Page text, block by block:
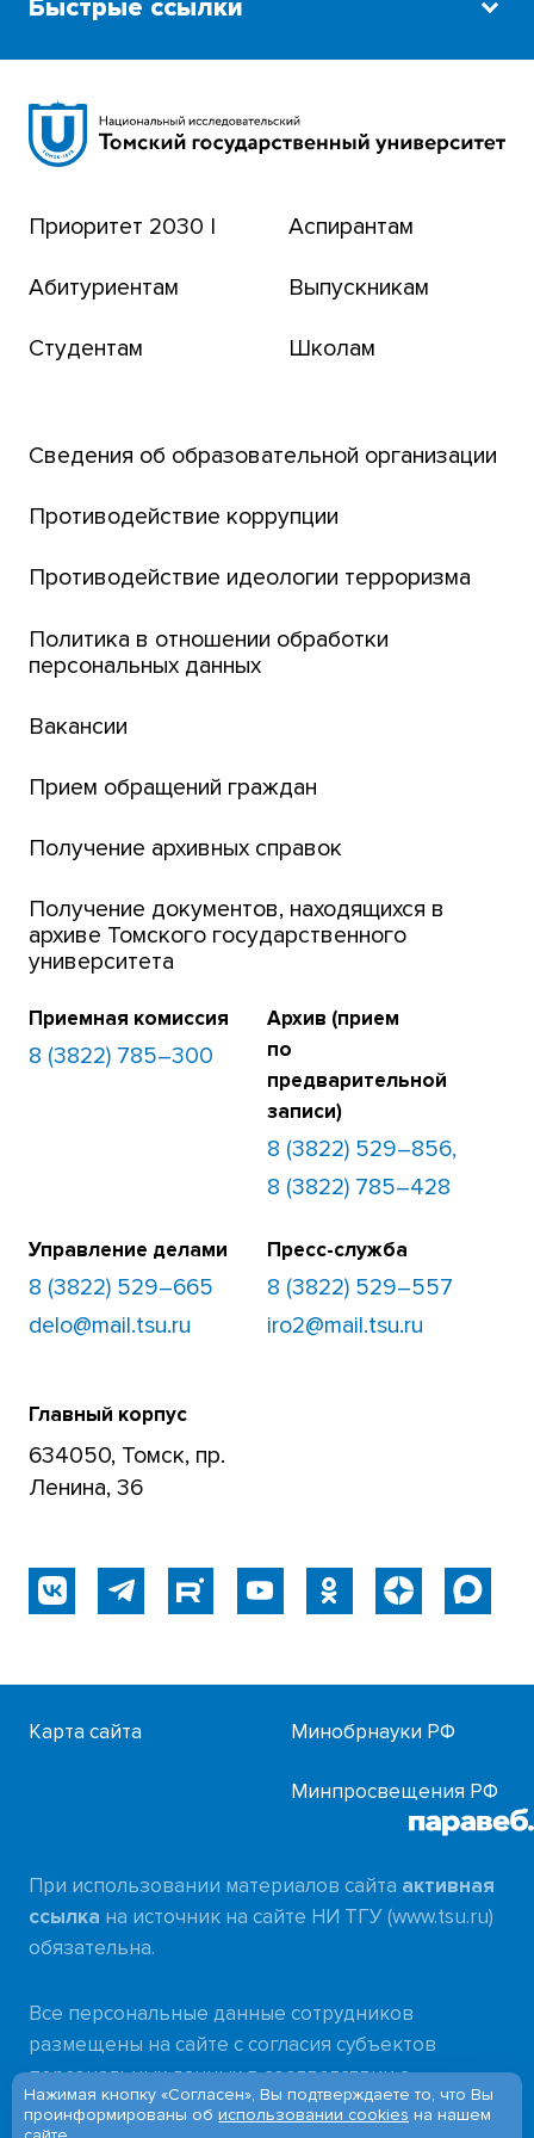
Быстрые ссылки
Сибирский ботанический сад
Томский региональный центр коллективного
Транссибирский научный путь
Парк социогуманитарных технологий ТГУ
Английский для всех
ТГУ
Интернет-лицей
Открытые онлайн-курсы (MOOCs)
Платежи онлайн
Банк инициатив по развитию университета
Приоритет 2030 |
Абитуриентам
Студентам
Аспирантам
Выпускникам
Школам
Сведения об образовательной организации
Противодействие коррупции
Противодействие идеологии терроризма
Политика в отношении обработки
персональных данных
Вакансии
Прием обращений граждан
Получение архивных справок
Получение документов, находящихся в
архиве Томского государственного
университета
Приемная комиссия
8 (3822) 785–300
Архив (прием
по
предварительной
записи)
8 (3822) 529–856,
8 (3822) 785–428
Управление делами
8 (3822) 529–665
delo@mail.tsu.ru
Пресс-служба
8 (3822) 529–557
iro2@mail.tsu.ru
Главный корпус
634050, Томск, пр.
Ленина, 36
Карта сайта Минобрнауки РФ
Минпросвещения РФ
При использовании материалов сайта активная
ссылка на источник на сайте НИ ТГУ (www.tsu.ru)
обязательна.
Все персональные данные сотрудников
размещены на сайте с согласия субъектов
персональных данных в соответствии с
требованиями
Нажимая кнопку «Согласен», Вы подтверждаете то, что Вы
проинформированы об использовании cookies на нашем